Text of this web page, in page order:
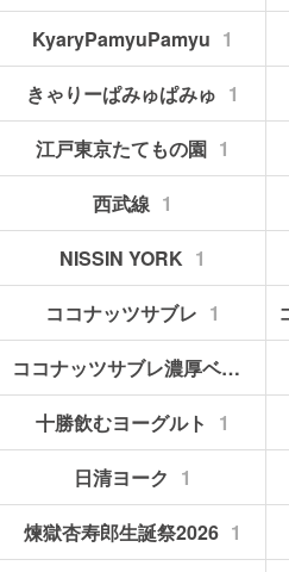
KyaryPamyuPamyu 1
きゃりーぱみゅぱみゅ 1
江戸東京たてもの園 1
西武線 1
NISSIN YORK 1
ココナッツサブレ 1
ココナッツサブレ濃厚ベイクドチーズ
十勝飲むヨーグルト
1
日清ヨーク 1
煉獄杏寿郎生誕祭2026 1